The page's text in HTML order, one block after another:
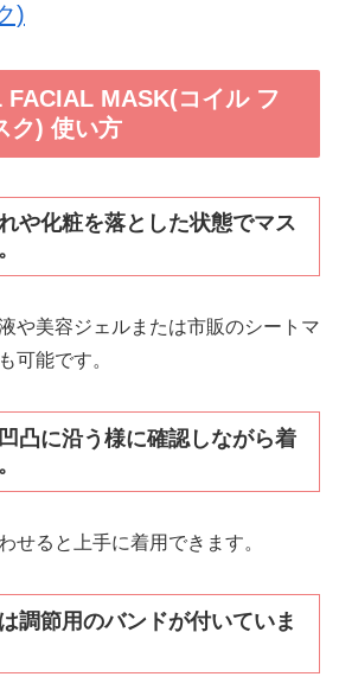
)
FACIAL MASK(コイル フ
ク) 使い方
や化粧を落とした状態でマス
や美容ジェルまたは市販のシートマ
可能です。
凸に沿う様に確認しながら着
せると上手に着用できます。
調節用のバンドが付いていま